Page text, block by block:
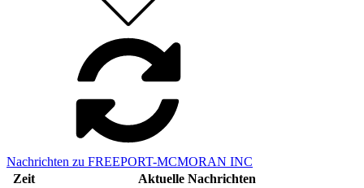
Nachrichten zu FREEPORT-MCMORAN INC
Zeit
Aktuelle Nachrichten